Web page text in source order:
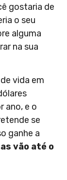
gostaria de
o seu
alguma
na sua
vida em
ano, e o
se
ganhe a
vão até o